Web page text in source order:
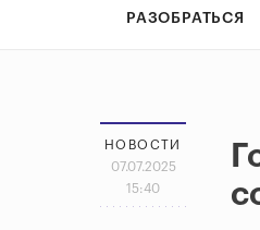
РАЗОБРАТЬСЯ
НОВОСТИ
07.07.2025
15:40